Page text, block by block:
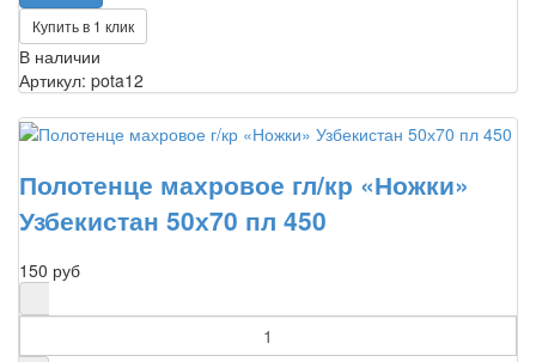
Купить в 1 клик
В наличии
Артикул: pota12
Полотенце махровое гл/кр «Ножки»
Узбекистан 50х70 пл 450
150 руб